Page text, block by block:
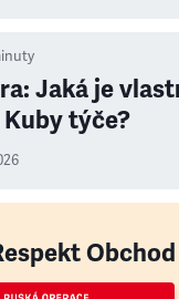
Jaká je
Kuby týče?
Obchod